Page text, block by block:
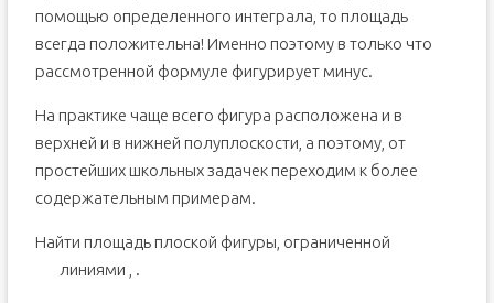
помощью определенного интеграла, то площадь
всегда положительна! Именно поэтому в только что
рассмотренной формуле фигурирует минус.
На практике чаще всего фигура расположена и в
верхней и в нижней полуплоскости, а поэтому, от
простейших школьных задачек переходим к более
содержательным примерам.
Найти площадь плоской фигуры, ограниченной
линиями
.